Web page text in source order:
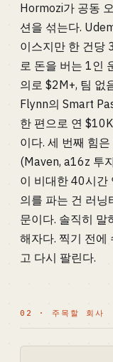
Hormozi가 공동
션을 섞는다.
이스지만 한 건당
로 돈을 버는 1인
의로 $2M+, 팀 없
Flynn의 Smart
한 편으로 연
이다. 세 번째 힘
(Maven, a16z 투
이 비대한 40시간
의를 파는 건 러닝
문이다. 솔직히 말
해자다. 찍기 전에
고 다시 팔린다.
02 · 주목할 회사